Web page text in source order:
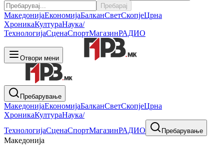
Пребарај
МакедонијаЕкономијаБалканСветСкопјеЦрна
ХроникаКултураНаука/
ТехнологијаСценаСпортМагазинРАДИО
Отвори мени
Пребарување
МакедонијаЕкономијаБалканСветСкопјеЦрна
ХроникаКултураНаука/
ТехнологијаСценаСпортМагазинРАДИО Пребарување
Македонија